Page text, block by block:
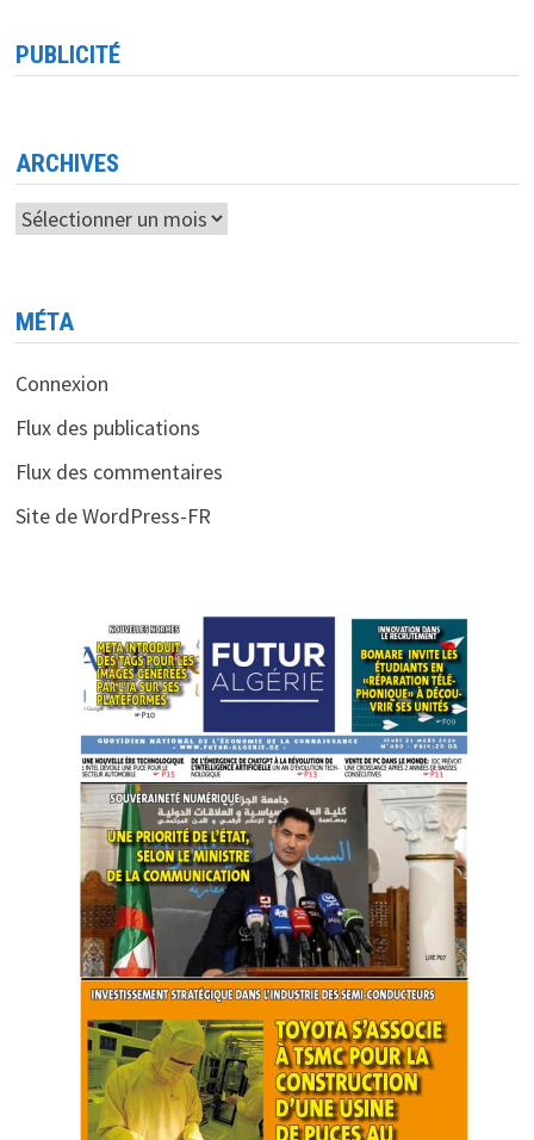
S’ASSURE
DE
PUBLICITÉ
ARCHIVES
Archives
MÉTA
Connexion
Flux des publications
Flux des commentaires
Site de WordPress-FR